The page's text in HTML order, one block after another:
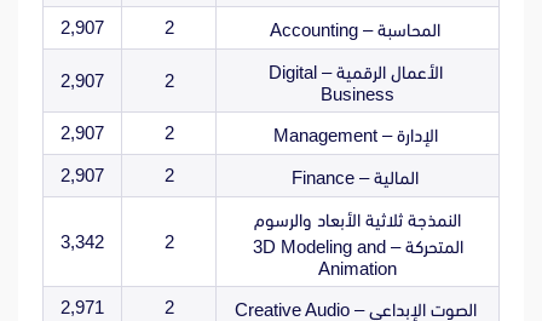
المحاسبة – Accounting 2
2,907
الأعمال الرقمية – Digital
Business
2
2,907
الإدارة – Management 2
2,907
المالية – Finance 2
2,907
النمذجة ثلاثية الأبعاد والرسوم
المتحركة – 3D Modeling and
Animation
2
3,342
الصوت الإبداعي – Creative Audio 2
2,971